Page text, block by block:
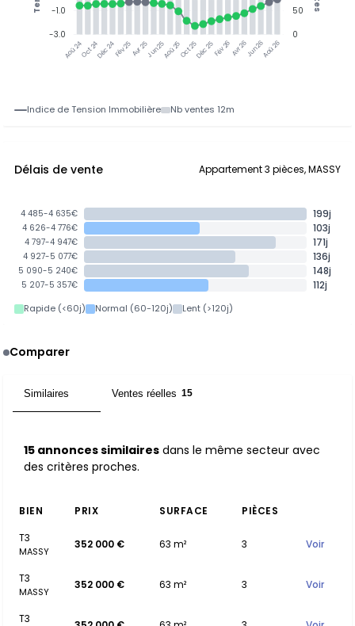
Aoû 24Oct 24Déc 24Fév 25Avr 25Jun 25Aoû 25Oct 25Déc 25Fév 26Avr 26Jun 26Aoû 26
50
0
-1.0
-3.0
Indice de Tension Immobilière Nb ventes 12m
Délais de vente Appartement 3 pièces, MASSY
4 485-4 635€ 199j
4 626-4 776€ 103j
4 797-4 947€ 171j
4 927-5 077€ 136j
5 090-5 240€ 148j
5 207-5 357€ 112j
Rapide (<60j) Normal (60-120j) Lent (>120j)
Comparer
Similaires Ventes réelles 15
15 annonces similaires dans le même secteur avec
des critères proches.
BIEN PRIX SURFACE
PIÈCES
T3
MASSY
352 000 € 63 m² 3 Voir
T3
MASSY
352 000 € 63 m² 3 Voir
T3